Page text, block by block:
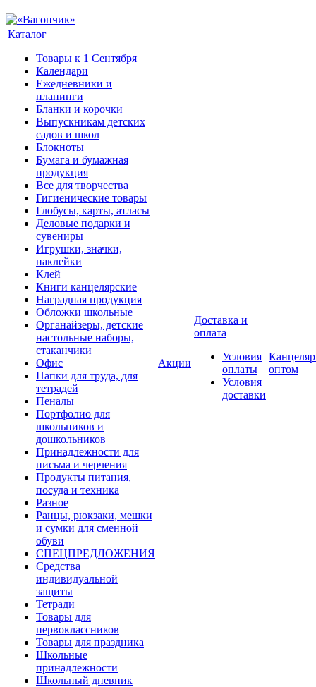
Каталог
Товары к 1 Сентября
Календари
Ежедневники и
планинги
Бланки и корочки
Выпускникам детских
садов и школ
Блокноты
Бумага и бумажная
продукция
Все для творчества
Гигиенические товары
Глобусы, карты, атласы
Деловые подарки и
сувениры
Игрушки, значки,
наклейки
Клей
Книги канцелярские
Наградная продукция
Обложки школьные
Органайзеры, детские
настольные наборы,
стаканчики
Офис
Папки для труда, для
тетрадей
Пеналы
Портфолио для
школьников и
дошкольников
Принадлежности для
письма и черчения
Продукты питания,
посуда и техника
Разное
Ранцы, рюкзаки, мешки
и сумки для сменной
обуви
СПЕЦПРЕДЛОЖЕНИЯ
Средства
индивидуальной
защиты
Тетради
Товары для
первоклассников
Товары для праздника
Школьные
принадлежности
Школьный дневник
Акции
Доставка и
оплата
Условия
оплаты
Условия
доставки
оптом